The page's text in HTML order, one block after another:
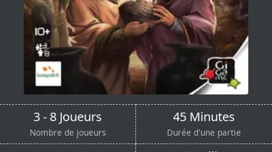
3 - 8 Joueurs
Nombre de joueurs
45 Minutes
Durée d'une partie